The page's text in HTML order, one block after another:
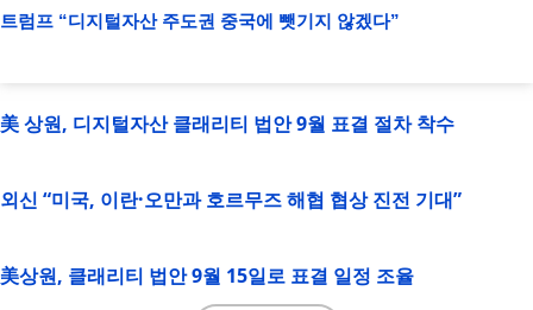
트럼프 “디지털자산 주도권 중국에 뺏기지 않겠다”
美 상원, 디지털자산 클래리티 법안 9월 표결 절차 착수
외신 “미국, 이란·오만과 호르무즈 해협 협상 진전 기대”
美상원, 클래리티 법안 9월 15일로 표결 일정 조율